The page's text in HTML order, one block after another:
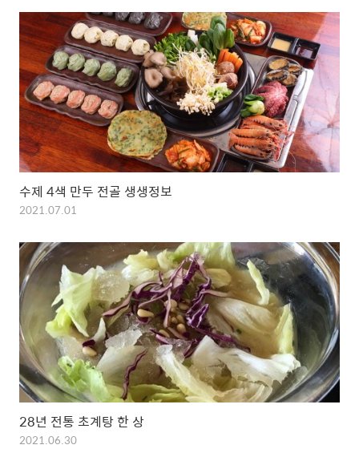
수제 4색 만두 전골 생생정보
2021.07.01
28년 전통 초계탕 한 상
2021.06.30